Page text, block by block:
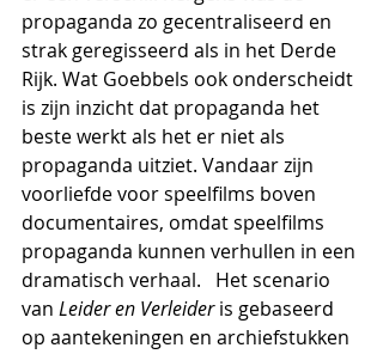
propaganda zo gecentraliseerd en
strak geregisseerd als in het Derde
Rijk. Wat Goebbels ook onderscheidt
is zijn inzicht dat propaganda het
beste werkt als het er niet als
propaganda uitziet. Vandaar zijn
voorliefde voor speelfilms boven
documentaires, omdat speelfilms
propaganda kunnen verhullen in een
dramatisch verhaal.   Het scenario
van Leider en Verleider is gebaseerd
op aantekeningen en archiefstukken